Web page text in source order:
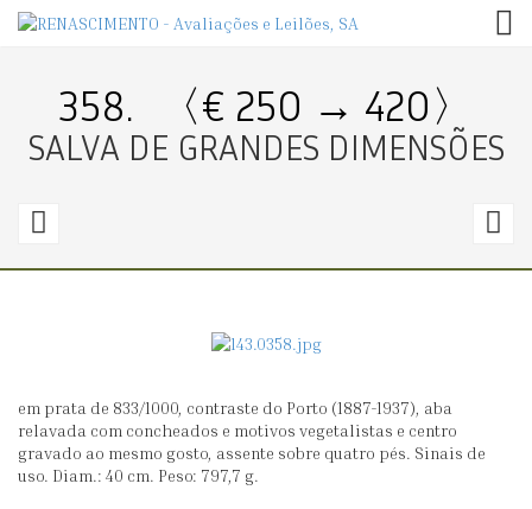
358. 〈€ 250 → 420〉
SALVA DE GRANDES DIMENSÕES
〈€
SALVA
DE
GRADINHA
em prata de 833/1000, contraste do Porto (1887-1937), aba
relavada com concheados e motivos vegetalistas e centro
gravado ao mesmo gosto, assente sobre quatro pés. Sinais de
uso. Diam.: 40 cm. Peso: 797,7 g.